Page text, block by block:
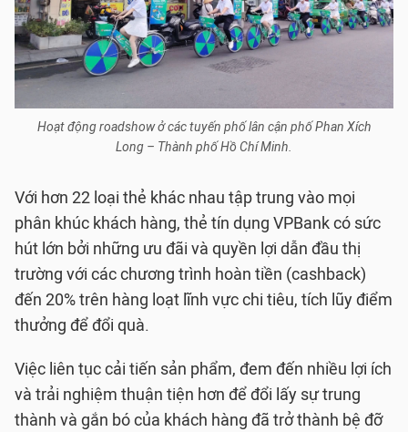
Hoạt động roadshow ở các tuyến phố lân cận phố Phan Xích
Long – Thành phố Hồ Chí Minh.
Với hơn 22 loại thẻ khác nhau tập trung vào mọi
phân khúc khách hàng, thẻ tín dụng VPBank có sức
hút lớn bởi những ưu đãi và quyền lợi dẫn đầu thị
trường với các chương trình hoàn tiền (cashback)
đến 20% trên hàng loạt lĩnh vực chi tiêu, tích lũy điểm
thưởng để đổi quà.
Việc liên tục cải tiến sản phẩm, đem đến nhiều lợi ích
và trải nghiệm thuận tiện hơn để đổi lấy sự trung
thành và gắn bó của khách hàng đã trở thành bệ đỡ